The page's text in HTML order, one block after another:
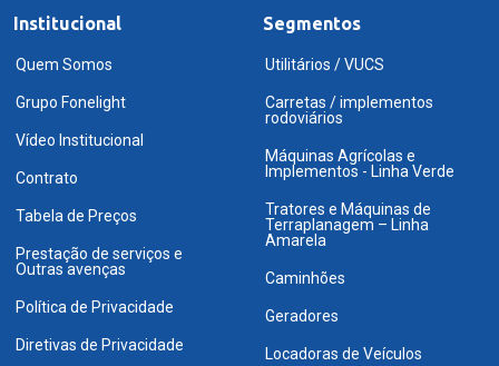
Institucional
Quem Somos
Grupo Fonelight
Vídeo Institucional
Contrato
Tabela de Preços
Prestação de serviços e
Outras avenças
Política de Privacidade
Diretivas de Privacidade
Segmentos
Utilitários / VUCS
Carretas / implementos
rodoviários
Máquinas Agrícolas e
Implementos - Linha Verde
Tratores e Máquinas de
Terraplanagem – Linha
Amarela
Caminhões
Geradores
Locadoras de Veículos